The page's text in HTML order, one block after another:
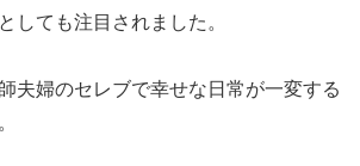
しても注目されました。
夫婦のセレブで幸せな日常が一変する